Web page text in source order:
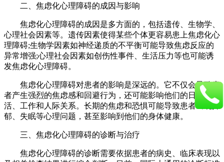
二、焦虑化心理障碍的成因与影响
焦虑化心理障碍的成因是多方面的，包括遗传、生物学、
心理社会因素等。遗传因素使得某些个体更容易患上焦虑化心
理障碍;生物学因素如神经递质的不平衡可能导致焦虑反应的
异常增强;心理社会因素如创伤性事件、生活压力等也可能诱
发焦虑化心理障碍。
焦虑化心理障碍对患者的影响是深远的。它不仅会导致患
者产生强烈的焦虑感和回避行为，还可能影响他们的日常生
活、工作和人际关系。长期的焦虑和恐惧可能导致患者出现抑
郁、失眠等心理问题，甚至影响到他们的身体健康。
三、焦虑化心理障碍的诊断与治疗
焦虑化心理障碍的诊断需要依据患者的病史、临床表现以